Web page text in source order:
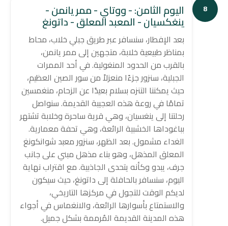
8 اليوم الثامن: - ووتاي - ممر يانمن -
ينغكسيان - المعبد المعلق - داتونغ
بعد الإفطار، سنسافر عبر طريق جبلي خلاب، محاط
بمناظر طبيعية خلابة، متجهين إلى ممر يانمن،
بالقرب من الحدود المنغولية. في أحد الممرات
الجبلية، سنزور جزءًا منعزلاً من سور الصين العظيم،
حيث يمكننا التنزه بسلام بعيدًا عن الزحام، منغمسين
تمامًا في روعة هذه العجيبة القديمة. سنواصل
رحلتنا إلى ينغسيان، وهي قرية ساحرة وخلابة تشتهر
بباغوداها الخشبية الرائعة، وهي تحفة معمارية.
الغداء مشمول. بعد الظهر، سنزور معبد شوانكونغ
المعلق المذهل، وهو بناء مذهل مبني على جانب
جرف، يبدو وكأنه يتحدى الجاذبية. مع اقتراب نهاية
اليوم، سنسافر بالحافلة إلى داتونغ، حيث سيكون
لديكم الوقت للتجول في مركزها التاريخي،
والاستمتاع بأسوارها الرائعة، والانغماس في أجواء
هذه المدينة القديمة المُرممة بشكل جميل.